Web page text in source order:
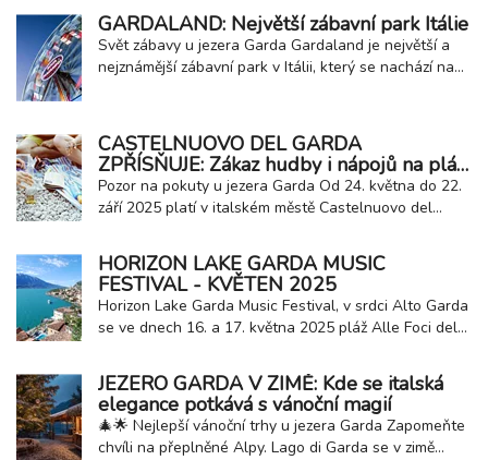
poloostrova Sirmione u jezera Garda a nabízí
jedinečné spojení historie a přírodní krásy. Navzdory
názvu se nejedná o jeskyně, ale o pozůstatky...
GARDALAND: Největší zábavní park Itálie
Svět zábavy u jezera Garda Gardaland je největší a
nejznámější zábavní park v Itálii, který se nachází na
v zemi a každoročně láká miliony návštěvníků. Zábava
pro všechny generace Park...
CASTELNUOVO DEL GARDA
ZPŘÍSŇUJE: Zákaz hudby i nápojů na pláži
a koupalištích
Pozor na pokuty u jezera Garda Od 24. května do 22.
září 2025 platí v italském městě Castelnuovo del
a koupalištích během víkendů. Nařízení, které
podepsal starosta města Castelnuovo del Garda, má
za cíl zajistit klid, bezpečnost a pořádek v...
HORIZON LAKE GARDA MUSIC
FESTIVAL - KVĚTEN 2025
Horizon Lake Garda Music Festival, v ​​srdci Alto Garda
se ve dnech 16. a 17. května 2025 pláž Alle Foci del
věnovanou elektronické hudbě. Horizon Festival
zasazený do nádherného prostředí jezera Garda
nabízí jedinečný zážitek mezi přírodou a...
JEZERO GARDA V ZIMĚ: Kde se italská
elegance potkává s vánoční magií
🎄🌟 Nejlepší vánoční trhy u jezera Garda Zapomeňte
chvíli na přeplněné Alpy. Lago di Garda se v zimě